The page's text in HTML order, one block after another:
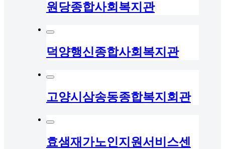
원당종합사회복지관
덕양행신종합사회복지관
고양시삼송동종합복지회관
효샘재가노인지원서비스센